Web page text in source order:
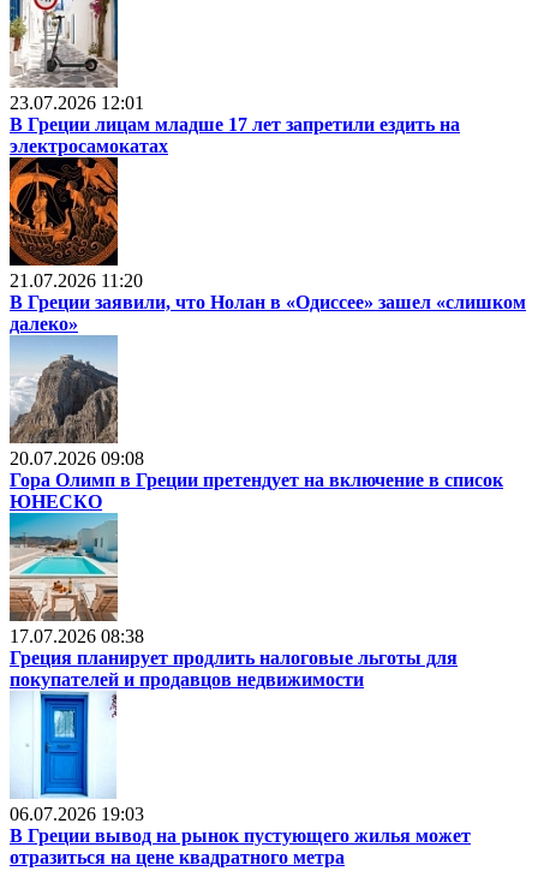
23.07.2026 12:01
В Греции лицам младше 17 лет запретили ездить на
электросамокатах
21.07.2026 11:20
В Греции заявили, что Нолан в «Одиссее» зашел «слишком
далеко»
20.07.2026 09:08
Гора Олимп в Греции претендует на включение в список
ЮНЕСКО
17.07.2026 08:38
Греция планирует продлить налоговые льготы для
покупателей и продавцов недвижимости
06.07.2026 19:03
В Греции вывод на рынок пустующего жилья может
отразиться на цене квадратного метра